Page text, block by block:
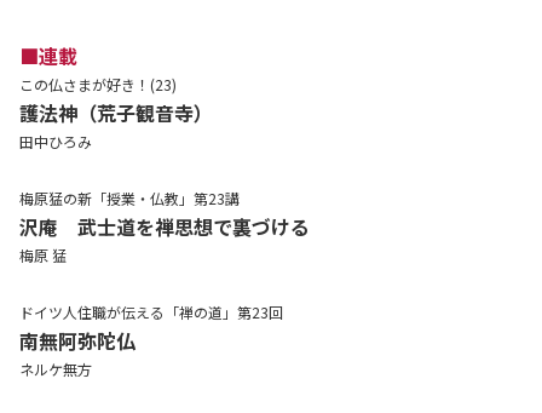
■連載
この仏さまが好き！(23)
護法神（荒子観音寺）
田中ひろみ
梅原猛の新「授業・仏教」第23講
沢庵 武士道を禅思想で裏づける
梅原 猛
ドイツ人住職が伝える「禅の道」第23回
南無阿弥陀仏
ネルケ無方